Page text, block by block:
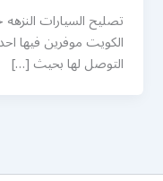
تصليح السيارات
الكويت موفرين فيها
التوصل لها بحيث […]